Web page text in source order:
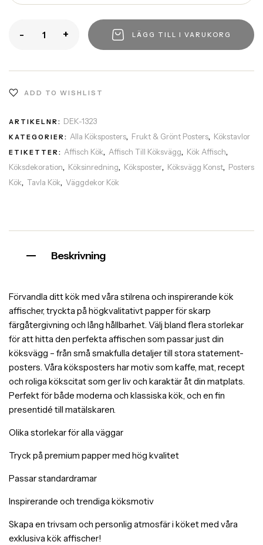
- + LÄGG TILL I VARUKORG
ADD TO WISHLIST
ARTIKELNR: DEK-1323
KATEGORIER: Alla Köksposters, Frukt & Grönt Posters, Kökstavlor
ETIKETTER: Affisch Kök, Affisch Till Köksvägg, Kök Affisch,
Köksdekoration, Köksinredning, Köksposter, Köksvägg Konst, Posters
Kök, Tavla Kök, Väggdekor Kök
Beskrivning
Förvandla ditt kök med våra stilrena och inspirerande kök
affischer, tryckta på högkvalitativt papper för skarp
färgåtergivning och lång hållbarhet. Välj bland flera storlekar
för att hitta den perfekta affischen som passar just din
köksvägg – från små smakfulla detaljer till stora statement-
posters. Våra köksposters har motiv som kaffe, mat, recept
och roliga kökscitat som ger liv och karaktär åt din matplats.
Perfekt för både moderna och klassiska kök, och en fin
presentidé till matälskaren.
Olika storlekar för alla väggar
Tryck på premium papper med hög kvalitet
Passar standardramar
Inspirerande och trendiga köksmotiv
Skapa en trivsam och personlig atmosfär i köket med våra
exklusiva kök affischer!